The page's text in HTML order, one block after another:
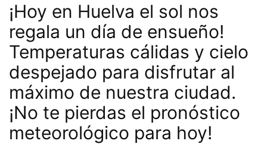
¡Hoy en Huelva el sol nos
regala un día de ensueño!
Temperaturas cálidas y cielo
despejado para disfrutar al
máximo de nuestra ciudad.
¡No te pierdas el pronóstico
meteorológico para hoy!